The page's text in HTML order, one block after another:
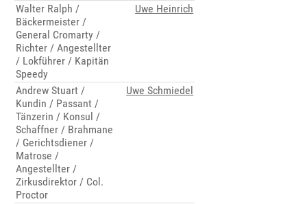
Walter Ralph /
Bäckermeister /
General Cromarty /
Richter / Angestellter
/ Lokführer / Kapitän
Speedy
Uwe Heinrich
Andrew Stuart /
Kundin / Passant /
Tänzerin / Konsul /
Schaffner / Brahmane
/ Gerichtsdiener /
Matrose /
Angestellter /
Zirkusdirektor / Col.
Proctor
Uwe Schmiedel